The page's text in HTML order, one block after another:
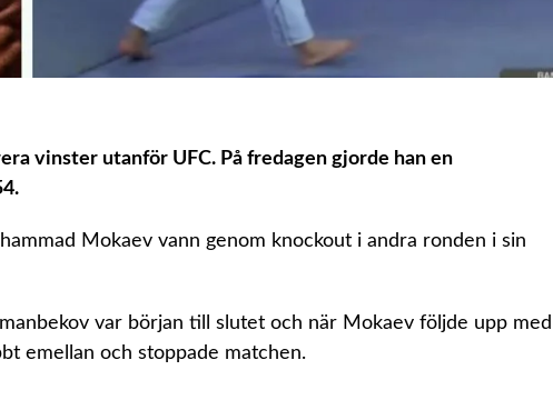
vinster utanför UFC. På fredagen gjorde han en
Mokaev vann genom knockout i andra ronden i sin
var början till slutet och när Mokaev följde upp med
emellan och stoppade matchen.